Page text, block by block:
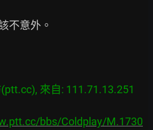
不意外。
來自: 111.71.13.251
bbs/Coldplay/M.1730